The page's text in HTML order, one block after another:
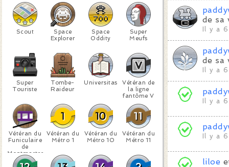
Scout
Space
Explorer
Space
Oddity
Super
Meufs
Super
Touriste
Tombe-
Raideur
Universitas
Vétéran de
la ligne
fantôme V
Vétéran du
Funiculaire
de
Montmartre
Vétéran du
Métro 1
Vétéran du
Métro 10
Vétéran du
Métro 11
de sa
Il y a
de sa
Il y a
Il y a
Il y a
liloe